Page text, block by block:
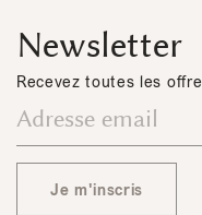
Newsletter
Recevez toutes les
Je m'inscris